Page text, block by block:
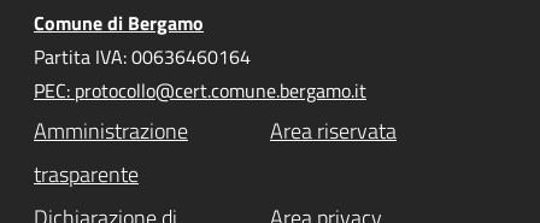
Comune di Bergamo
Partita IVA: 00636460164
PEC: protocollo@cert.comune.bergamo.it
Amministrazione
trasparente
Area riservata